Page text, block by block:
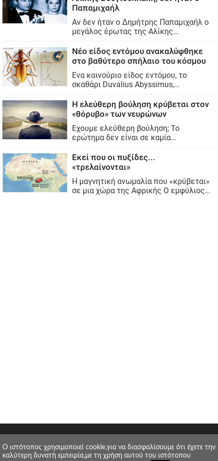
O ιστότοπος χρησιμοποιεί cookie,για να διασφαλίσουμε ότι έχετε την
καλύτερη δυνατή εμπειρία,με τη χρήση αυτού του ιστότοπου